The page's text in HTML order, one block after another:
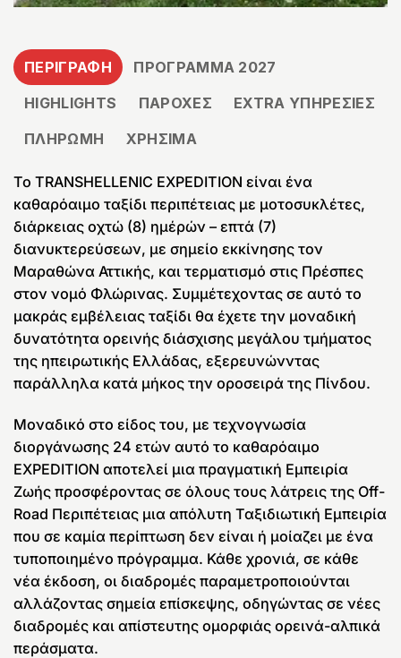
ΠΕΡΙΓΡΑΦΗ
ΠΡΟΓΡΑΜΜΑ 2027
HIGHLIGHTS
ΠΑΡΟΧΕΣ
EXTRA ΥΠΗΡΕΣΙΕΣ
ΠΛΗΡΩΜΗ
ΧΡΗΣΙΜΑ
Το TRANSHELLENIC EXPEDITION είναι ένα
καθαρόαιμο ταξίδι περιπέτειας με μοτοσυκλέτες,
διάρκειας οχτώ (8) ημέρών – επτά (7)
διανυκτερεύσεων, με σημείο εκκίνησης τον
Μαραθώνα Αττικής, και τερματισμό στις Πρέσπες
στον νομό Φλώρινας. Συμμέτεχοντας σε αυτό το
μακράς εμβέλειας ταξίδι θα έχετε την μοναδική
δυνατότητα ορεινής διάσχισης μεγάλου τμήματος
της ηπειρωτικής Ελλάδας, εξερευνώνντας
παράλληλα κατά μήκος την οροσειρά της Πίνδου.
Μοναδικό στο είδος του, με τεχνογνωσία
διοργάνωσης 24 ετών αυτό το καθαρόαιμο
EXPEDITION αποτελεί μια πραγματική Εμπειρία
Ζωής προσφέροντας σε όλους τους λάτρεις της Off-
Road Περιπέτειας μια απόλυτη Ταξιδιωτική Εμπειρία
που σε καμία περίπτωση δεν είναι ή μοίαζει με ένα
τυποποιημένο πρόγραμμα. Κάθε χρονιά, σε κάθε
νέα έκδοση, οι διαδρομές παραμετροποιούνται
αλλάζοντας σημεία επίσκεψης, οδηγώντας σε νέες
διαδρομές και απίστευτης ομορφιάς ορεινά-αλπικά
περάσματα.